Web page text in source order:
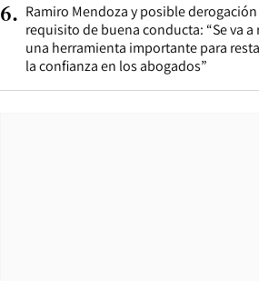
6. Ramiro Mendoza y posible
requisito de buena conducta: “Se va a
una herramienta importante para
la confianza en los abogados”